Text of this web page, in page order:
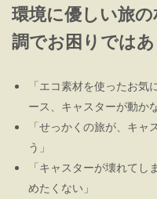
環境に優しい旅
調でお困りでは
「エコ素材を使ったお
ース、キャスターが動か
「せっかくの旅が、キ
う」
「キャスターが壊れて
めたくない」